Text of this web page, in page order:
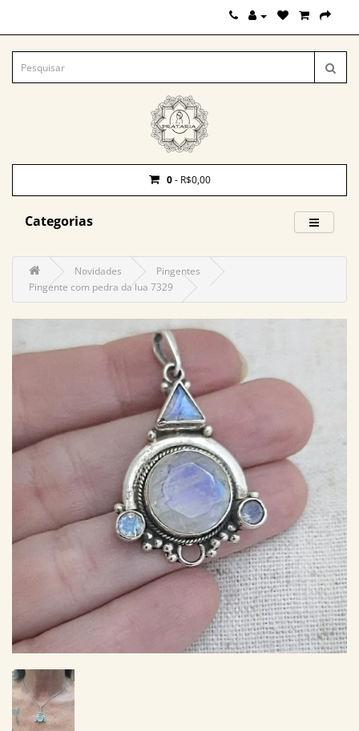
0- R$0,00
Categorias
Novidades
Pingentes
Pingente com pedra da lua 7329